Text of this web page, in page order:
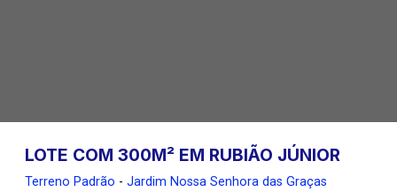
LOTE COM 300M² EM RUBIÃO JÚNIOR
Terreno Padrão - Jardim Nossa Senhora das Graças